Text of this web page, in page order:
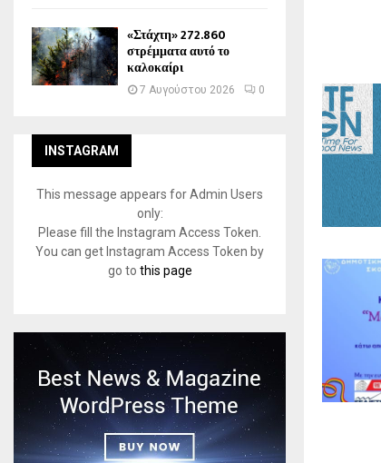
«Στάχτη» 272.860
στρέμματα αυτό το
καλοκαίρι
7 Αυγούστου 2026 0
INSTAGRAM
This message appears for Admin Users
only:
Please fill the Instagram Access Token.
You can get Instagram Access Token by
go to this page